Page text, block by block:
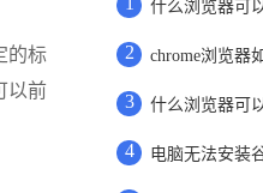
的标
以前
什么浏览器可
2 chrome浏览器
3 什么浏览器可
4 电脑无法安装